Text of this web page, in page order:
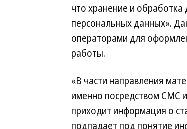
что хранение и обработка
персональных данных».
операторами для
работы.
«В части направления
именно посредством СМС
приходит информация о
подпадает под понятие